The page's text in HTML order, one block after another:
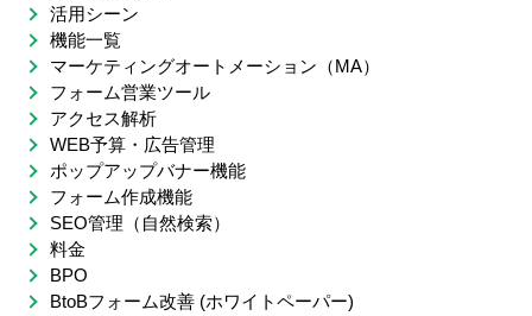
活用シーン
機能一覧
マーケティングオートメーション（MA）
フォーム営業ツール
アクセス解析
WEB予算・広告管理
ポップアップバナー機能
フォーム作成機能
SEO管理（自然検索）
料金
BPO
BtoBフォーム改善 (ホワイトペーパー)